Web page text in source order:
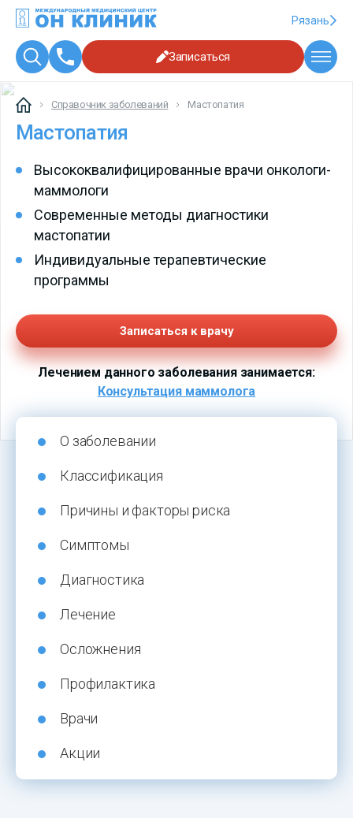
Рязань
Записаться
Справочник заболеваний Мастопатия
Мастопатия
Высококвалифицированные врачи онкологи-
маммологи
Современные методы диагностики
мастопатии
Индивидуальные терапевтические
программы
Записаться к врачу
Лечением данного заболевания занимается:
Консультация маммолога
О заболевании
Классификация
Причины и факторы риска
Симптомы
Диагностика
Лечение
Осложнения
Профилактика
Врачи
Акции